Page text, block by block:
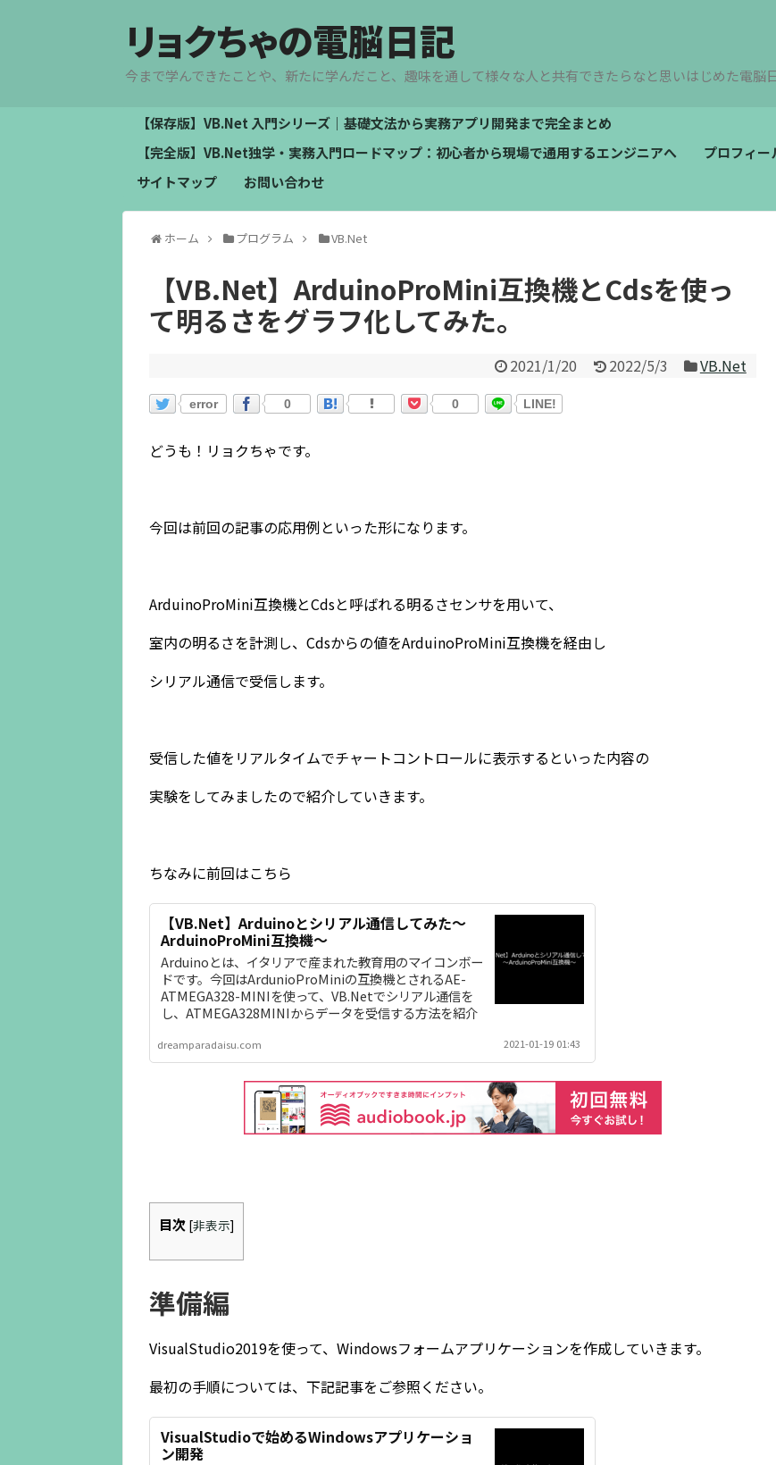
リョクちゃの電脳日記
今まで学んできたことや、新たに学んだこと、趣味を通して様々な人と共有できたらなと思いはじめた電脳日
【保存版】VB.Net 入門シリーズ｜基礎文法から実務アプリ開発まで完全まとめ
【完全版】VB.Net独学・実務入門ロードマップ：初心者から現場で通用するエンジニアへ
プロフィ
サイトマップ
お問い合わせ
ホーム プログラム VB.Net
【VB.Net】ArduinoProMini互換機とCdsを使っ
て明るさをグラフ化してみた。
2021/1/20 2022/5/3 VB.Net
error 0 0 LINE!
どうも！リョクちゃです。
今回は前回の記事の応用例といった形になります。
ArduinoProMini互換機とCdsと呼ばれる明るさセンサを用いて、
室内の明るさを計測し、Cdsからの値をArduinoProMini互換機を経由し
シリアル通信で受信します。
受信した値をリアルタイムでチャートコントロールに表示するといった内容の
実験をしてみましたので紹介していきます。
ちなみに前回はこちら
【VB.Net】Arduinoとシリアル通信してみた～
ArduinoProMini互換機～
Arduinoとは、イタリアで産まれた教育用のマイコンボー
ドです。今回はArdunioProMiniの互換機とされるAE-
ATMEGA328-MINIを使って、VB.Netでシリアル通信を
し、ATMEGA328MINIからデータを受信する方法を紹介
dreamparadaisu.com 2021-01-19 01:43
目次 [非表示]
準備編
VisualStudio2019を使って、Windowsフォームアプリケーションを作成していきます。
最初の手順については、下記記事をご参照ください。
VisualStudioで始めるWindowsアプリケーショ
ン開発